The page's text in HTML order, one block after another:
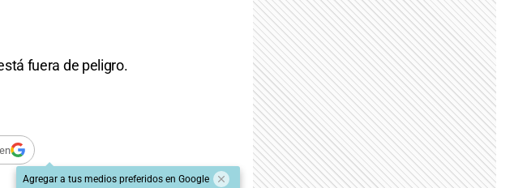
fuera de peligro.
Agregar a tus medios preferidos en Google